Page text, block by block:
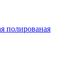
полированая